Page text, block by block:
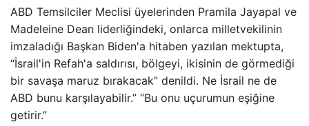
ABD Temsilciler Meclisi üyelerinden Pramila Jayapal ve
Madeleine Dean liderliğindeki, onlarca milletvekilinin
imzaladığı Başkan Biden'a hitaben yazılan mektupta,
“İsrail'in Refah'a saldırısı, bölgeyi, ikisinin de görmediği
bir savaşa maruz bırakacak” denildi. Ne İsrail ne de
ABD bunu karşılayabilir.” “Bu onu uçurumun eşiğine
getirir.”